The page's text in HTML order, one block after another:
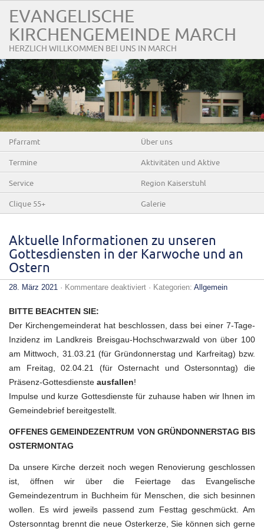
EVANGELISCHE
KIRCHENGEMEINDE MARCH
HERZLICH WILLKOMMEN BEI UNS IN MARCH
Pfarramt Über uns
Termine Aktivitäten und Aktive
Service Region Kaiserstuhl
Clique 55+ Galerie
Aktuelle Informationen zu unseren
Gottesdiensten in der Karwoche und an
Ostern
28. März 2021 · Kommentare deaktiviertfür
Gottesdiensten
in
Karwoche
und
· Kategorien: Allgemein
BITTE BEACHTEN SIE:
Der Kirchengemeinderat hat beschlossen, dass bei einer 7-Tage-
Inzidenz im Landkreis Breisgau-Hochschwarzwald von über 100
am Mittwoch, 31.03.21 (für Gründonnerstag und Karfreitag) bzw.
am Freitag, 02.04.21 (für Osternacht und Ostersonntag) die
Präsenz-Gottesdienste ausfallen!
Impulse und kurze Gottesdienste für zuhause haben wir Ihnen im
Gemeindebrief bereitgestellt.
OFFENES GEMEINDEZENTRUM VON GRÜNDONNERSTAG BIS
OSTERMONTAG
Da unsere Kirche derzeit noch wegen Renovierung geschlossen
ist, öffnen wir über die Feiertage das Evangelische
Gemeindezentrum in Buchheim für Menschen, die sich besinnen
wollen. Es wird jeweils passend zum Festtag geschmückt. Am
Ostersonntag brennt die neue Osterkerze, Sie können sich gerne